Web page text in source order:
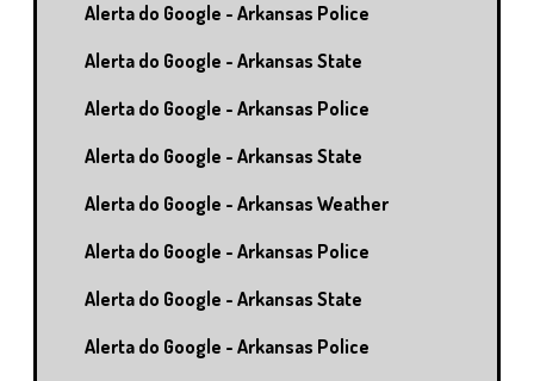
Alerta do Google - Arkansas Police
Alerta do Google - Arkansas State
Alerta do Google - Arkansas Police
Alerta do Google - Arkansas State
Alerta do Google - Arkansas Weather
Alerta do Google - Arkansas Police
Alerta do Google - Arkansas State
Alerta do Google - Arkansas Police